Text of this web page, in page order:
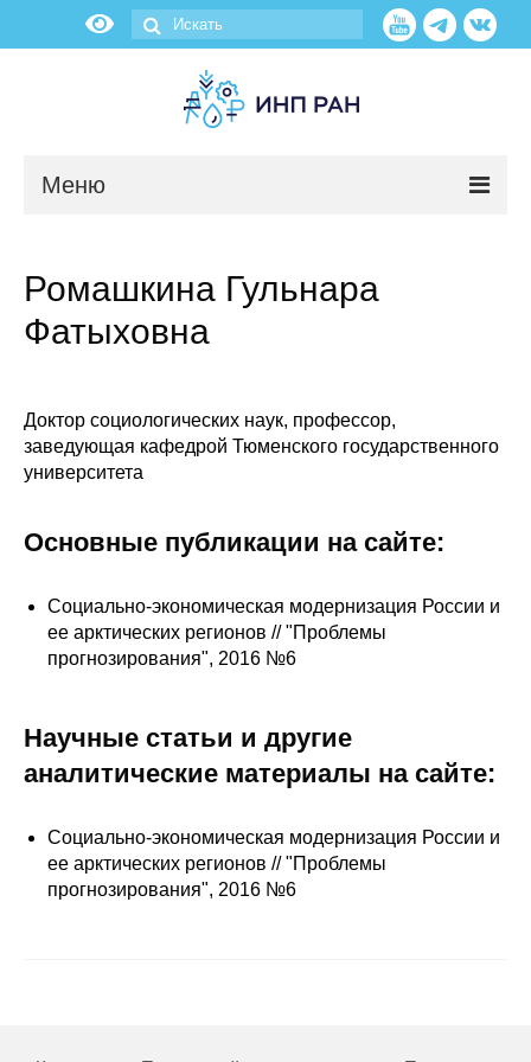
Меню
Научные подразделения
Администрация
Сотрудники
Противодействие коррупции
Публикации
Научная жизнь
Ромашкина Гульнара
Фатыховна
Доктор социологических наук, профессор,
заведующая кафедрой Тюменского государственного
университета
Основные публикации на сайте:
Социально-экономическая модернизация России и
ее арктических регионов // "Проблемы
прогнозирования", 2016 №6
Научные статьи и другие
аналитические материалы на сайте:
Социально-экономическая модернизация России и
ее арктических регионов // "Проблемы
прогнозирования", 2016 №6